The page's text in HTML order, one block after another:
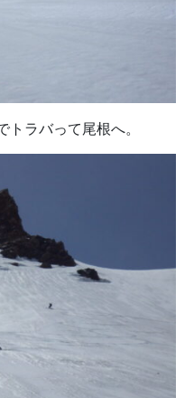
ラバって尾根へ。